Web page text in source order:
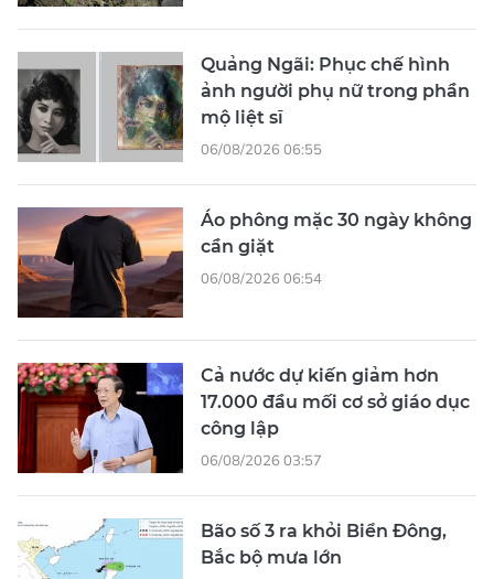
Quảng Ngãi: Phục chế hình
ảnh người phụ nữ trong phần
mộ liệt sĩ
06/08/2026 06:55
Áo phông mặc 30 ngày không
cần giặt
06/08/2026 06:54
Cả nước dự kiến giảm hơn
17.000 đầu mối cơ sở giáo dục
công lập
06/08/2026 03:57
Bão số 3 ra khỏi Biển Đông,
Bắc bộ mưa lớn